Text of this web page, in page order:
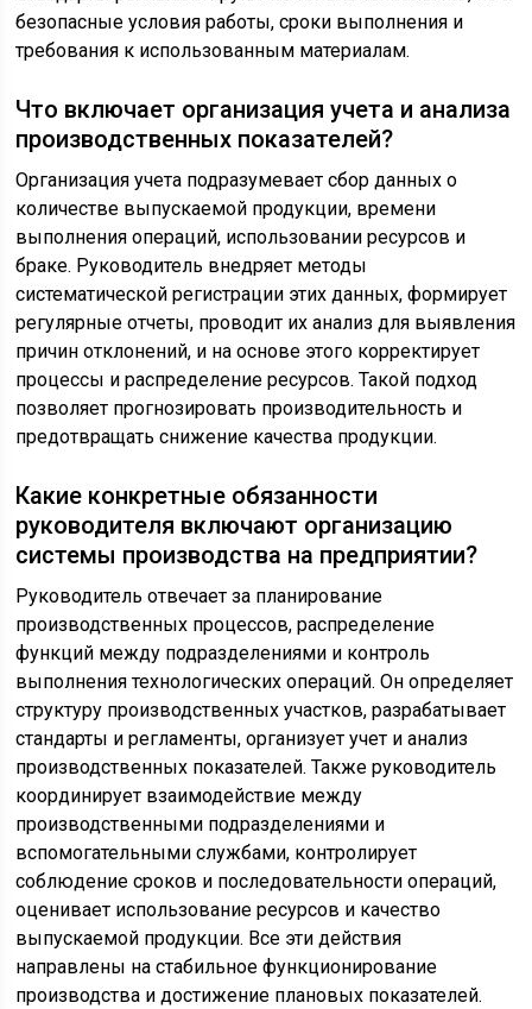
безопасные условия работы, сроки выполнения и
требования к использованным материалам.
Что включает организация учета и анализа
производственных показателей?
Организация учета подразумевает сбор данных о
количестве выпускаемой продукции, времени
выполнения операций, использовании ресурсов и
браке. Руководитель внедряет методы
систематической регистрации этих данных, формирует
регулярные отчеты, проводит их анализ для выявления
причин отклонений, и на основе этого корректирует
процессы и распределение ресурсов. Такой подход
позволяет прогнозировать производительность и
предотвращать снижение качества продукции.
Какие конкретные обязанности
руководителя включают организацию
системы производства на предприятии?
Руководитель отвечает за планирование
производственных процессов, распределение
функций между подразделениями и контроль
выполнения технологических операций. Он определяет
структуру производственных участков, разрабатывает
стандарты и регламенты, организует учет и анализ
производственных показателей. Также руководитель
координирует взаимодействие между
производственными подразделениями и
вспомогательными службами, контролирует
соблюдение сроков и последовательности операций,
оценивает использование ресурсов и качество
выпускаемой продукции. Все эти действия
направлены на стабильное функционирование
производства и достижение плановых показателей.